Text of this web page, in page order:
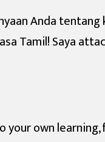
Anda
Tamil! Saya
your own